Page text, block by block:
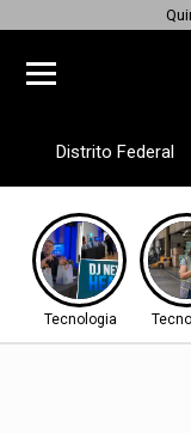
Distrito Federal
Tecnologia